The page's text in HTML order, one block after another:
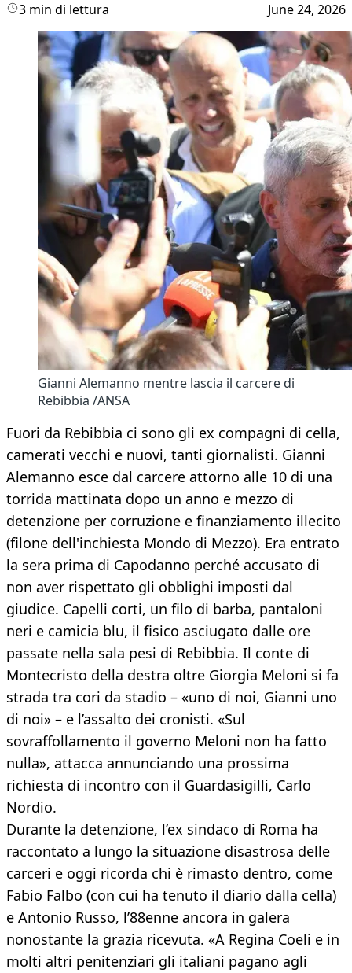
3 min di lettura June 24, 2026
Gianni Alemanno mentre lascia il carcere di
Rebibbia /ANSA
Fuori da Rebibbia ci sono gli ex compagni di cella,
camerati vecchi e nuovi, tanti giornalisti. Gianni
Alemanno esce dal carcere attorno alle 10 di una
torrida mattinata dopo un anno e mezzo di
detenzione per corruzione e finanziamento illecito
(filone dell'inchiesta Mondo di Mezzo). Era entrato
la sera prima di Capodanno perché accusato di
non aver rispettato gli obblighi imposti dal
giudice. Capelli corti, un filo di barba, pantaloni
neri e camicia blu, il fisico asciugato dalle ore
passate nella sala pesi di Rebibbia. Il conte di
Montecristo della destra oltre Giorgia Meloni si fa
strada tra cori da stadio – «uno di noi, Gianni uno
di noi» – e l’assalto dei cronisti. «Sul
sovraffollamento il governo Meloni non ha fatto
nulla», attacca annunciando una prossima
richiesta di incontro con il Guardasigilli, Carlo
Nordio.
Durante la detenzione, l’ex sindaco di Roma ha
raccontato a lungo la situazione disastrosa delle
carceri e oggi ricorda chi è rimasto dentro, come
Fabio Falbo (con cui ha tenuto il diario dalla cella)
e Antonio Russo, l’88enne ancora in galera
nonostante la grazia ricevuta. «A Regina Coeli e in
molti altri penitenziari gli italiani pagano agli